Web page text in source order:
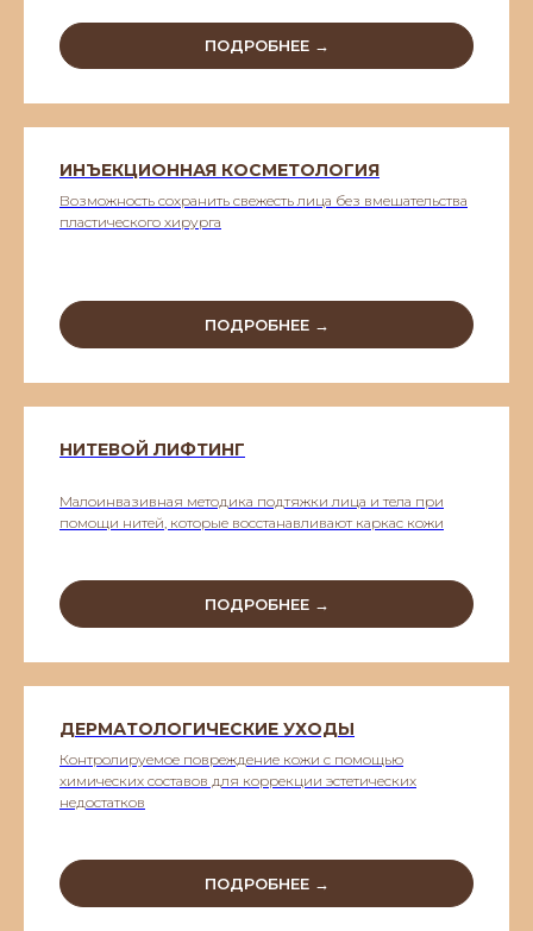
ПОДРОБНЕЕ →
ИНЪЕКЦИОННАЯ КОСМЕТОЛОГИЯ
Возможность сохранить свежесть лица без вмешательства
пластического хирурга
ПОДРОБНЕЕ →
НИТЕВОЙ ЛИФТИНГ
Малоинвазивная методика подтяжки лица и тела при
помощи нитей, которые восстанавливают каркас кожи
ПОДРОБНЕЕ →
ДЕРМАТОЛОГИЧЕСКИЕ УХОДЫ
Контролируемое повреждение кожи с помощью
химических составов для коррекции эстетических
недостатков
ПОДРОБНЕЕ →